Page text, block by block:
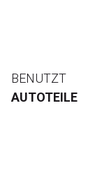
BENUTZT
AUTOTEILE